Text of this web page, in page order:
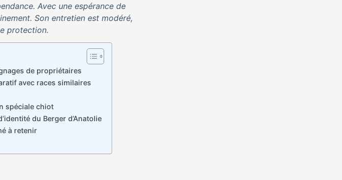
Avec une espérance de
Son entretien est modéré,
protection.
de propriétaires
avec races similaires
spéciale chiot
du Berger d’Anatolie
à retenir